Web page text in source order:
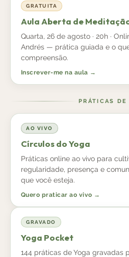
GRATUITA
Aula Aberta de
Quarta, 26 de agosto · 20h ·
Andrés — prática guiada e o
compreensão.
Inscrever-me na aula →
PRÁTICAS DE
AO VIVO
Círculos do Yoga
Práticas online ao vivo para
regularidade, presença e
que você esteja.
Quero praticar ao vivo →
GRAVADO
Yoga Pocket
144 práticas de Yoga gravadas